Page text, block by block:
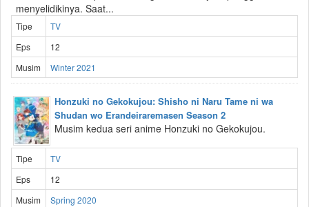
menyelidikinya. Saat...
Tipe
TV
Eps
12
Musim
Winter 2021
Honzuki no Gekokujou: Shisho ni Naru Tame ni wa
Shudan wo Erandeiraremasen Season 2
Musim kedua seri anime Honzuki no Gekokujou.
Tipe
TV
Eps
12
Musim
Spring 2020